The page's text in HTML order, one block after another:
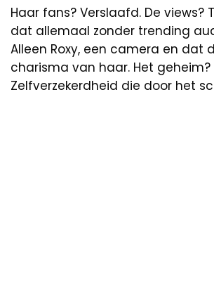
Haar fans? Verslaafd. De views?
dat allemaal zonder trending
Alleen Roxy, een camera en dat
charisma van haar. Het geheim?
Zelfverzekerdheid die door het